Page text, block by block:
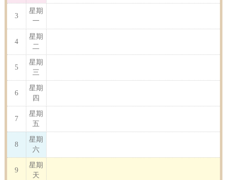
3
星期
一
4
星期
二
5
星期
三
6
星期
四
7
星期
五
8
星期
六
9
星期
天